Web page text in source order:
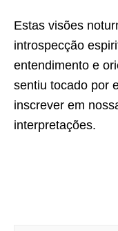
Estas visões
introspecção
entendimento e
sentiu tocado por
inscrever em
interpretações.